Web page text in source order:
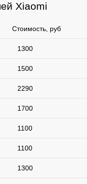
Xiaomi
Стоимость, руб
1300
1500
2290
1700
1100
1100
1300